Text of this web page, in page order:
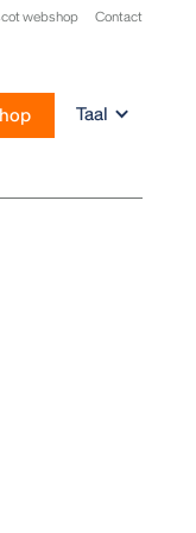
webshop Contact
Taal